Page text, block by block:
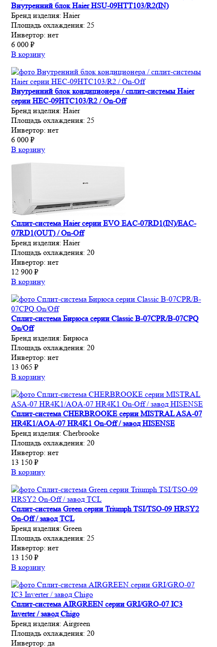
Внутренний блок Haier HSU-09HTT103/R2(IN)
Бренд изделия: Haier
Площадь охлаждения: 25
Инвертор: нет
6 000 ₽
В корзину
Внутренний блок кондиционера / сплит-системы Haier
серии HEC-09HTC103/R2 / On-Off
Бренд изделия: Haier
Площадь охлаждения: 25
Инвертор: нет
6 000 ₽
В корзину
Сплит-система Haier серии EVO EAC-07RD1(IN)/EAC-
07RD1(OUT) / On-Off
Бренд изделия: Haier
Площадь охлаждения: 20
Инвертор: нет
12 900 ₽
В корзину
Сплит-система Бирюса серии Classic B-07CPR/B-07CPQ
On/Off
Бренд изделия: Бирюса
Площадь охлаждения: 20
Инвертор: нет
13 065 ₽
В корзину
Сплит-система CHERBROOKE серии MISTRAL ASA-07
HR4K1/AOA-07 HR4K1 On-Off / завод HISENSE
Бренд изделия: Cherbrooke
Площадь охлаждения: 20
Инвертор: нет
13 150 ₽
В корзину
Сплит-система Green серии Triumph TSI/TSO-09 HRSY2
On-Off / завод TCL
Бренд изделия: Green
Площадь охлаждения: 25
Инвертор: нет
13 150 ₽
В корзину
Сплит-система AIRGREEN серии GRI/GRO-07 IC3
Inverter / завод Chigo
Бренд изделия: Airgreen
Площадь охлаждения: 20
Инвертор: да